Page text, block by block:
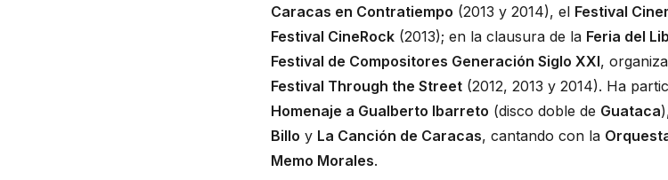
Caracas en Contratiempo (2013 y 2014), el Festival
Festival CineRock (2013); en la clausura de la Feria del
Festival de Compositores Generación Siglo XXI,
Festival Through the Street
Homenaje a Gualberto Ibarreto (disco doble de Guataca
Billo y La Canción de Caracas, cantando con la
Memo Morales.